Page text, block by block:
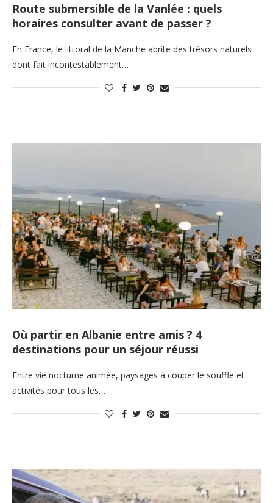
Route submersible de la Vanlée : quels
horaires consulter avant de passer ?
En France, le littoral de la Manche abrite des trésors naturels
dont fait incontestablement…
Où partir en Albanie entre amis ? 4
destinations pour un séjour réussi
Entre vie nocturne animée, paysages à couper le souffle et
activités pour tous les…